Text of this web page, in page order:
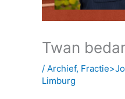
Twan
/ Archief,
Limburg